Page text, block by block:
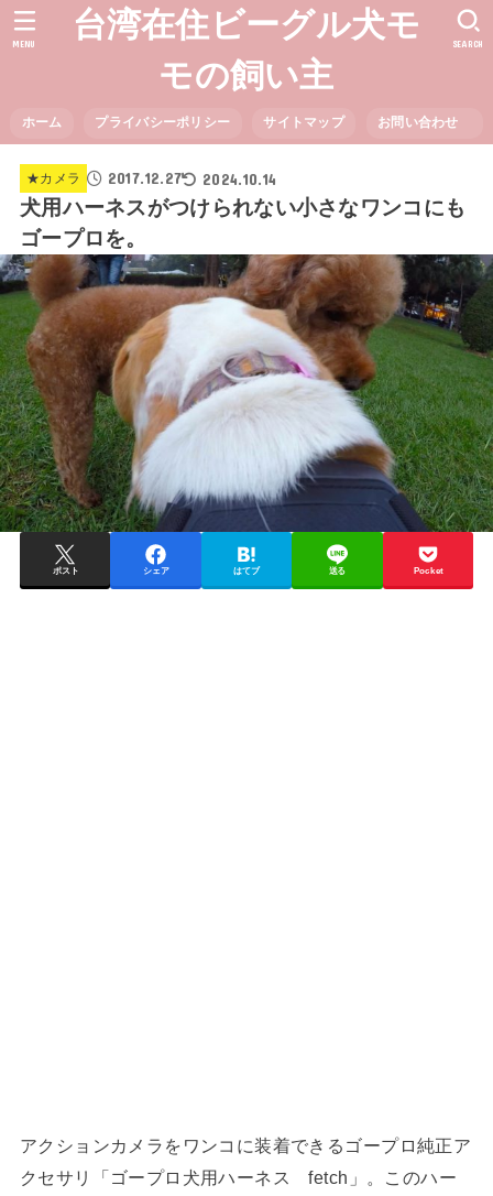
台湾在住ビーグル犬モ
モの飼い主
ホーム プライバシーポリシー サイトマップ お問い合わせ
SEARCH
MENU
★カメラ 2017.12.27 2024.10.14
犬用ハーネスがつけられない小さなワンコにも
ゴープロを。
ポスト シェア はてブ 送る Pocket
アクションカメラをワンコに装着できるゴープロ純正ア
クセサリ「ゴープロ犬用ハーネス fetch」。このハー